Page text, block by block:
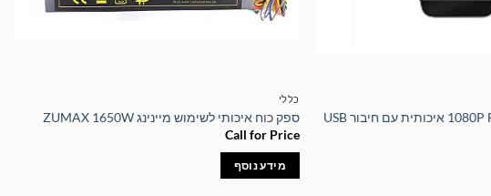
כללי
ספק כוח איכותי לשימוש מיינינג ZUMAX 1650W
Call for Price
מידע נוסף